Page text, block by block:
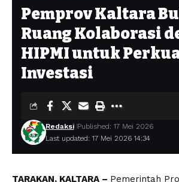
Pemprov Kaltara
Ruang Kolaborasi
HIPMI untuk
Investasi
Last updated: 17 Mei 2026 14:34
Redaksi Published: 17 Mei 2026
TARAKAN, KALTARA – Pemerintah